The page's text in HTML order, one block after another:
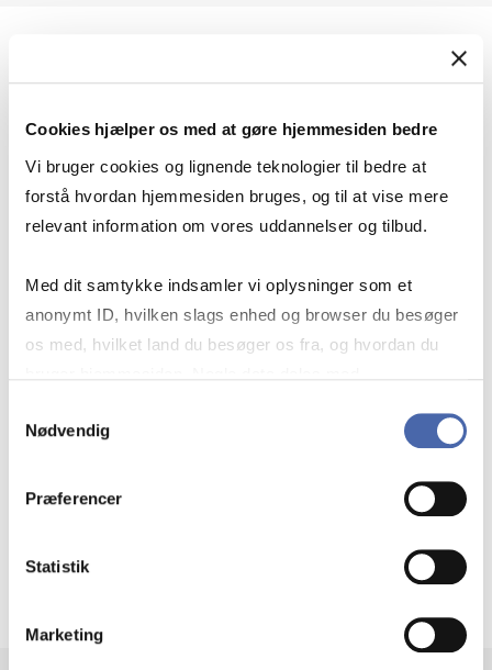
Cookies hjælper os med at gøre hjemmesiden bedre
Vi bruger cookies og lignende teknologier til bedre at
forstå hvordan hjemmesiden bruges, og til at vise mere
relevant information om vores uddannelser og tilbud.
Med dit samtykke indsamler vi oplysninger som et
anonymt ID, hvilken slags enhed og browser du besøger
os med, hvilket land du besøger os fra, og hvordan du
markedsføring. Du bestemmer selv - og kan altid trække
Nødvendig
Præferencer
Statistik
Marketing
Geopolitik og businesssikkerhed
navigerer man som virksomhed?
Krigen i Ukraine